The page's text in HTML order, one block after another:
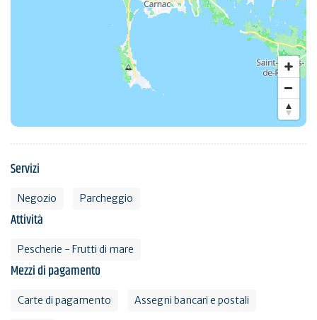
Servizi
Negozio Parcheggio
Attività
Pescherie - Frutti di mare
Mezzi di pagamento
Carte di pagamento Assegni bancari e postali